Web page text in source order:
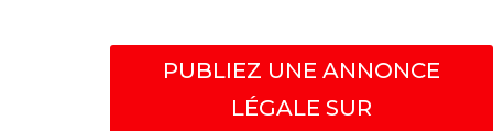
PUBLIEZ UNE ANNONCE
LÉGALE SUR